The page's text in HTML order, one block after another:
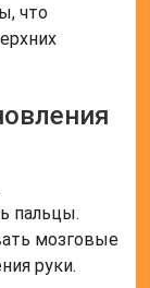
что
пальцы.
мозговые
руки.